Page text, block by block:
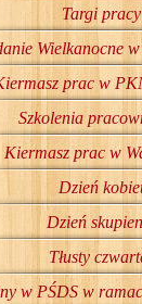
Targi pracy
Wielkanocne
prac w
Szkolenia
Kiermasz prac w
Dzień
Dzień
Tłusty
w PŚDS w